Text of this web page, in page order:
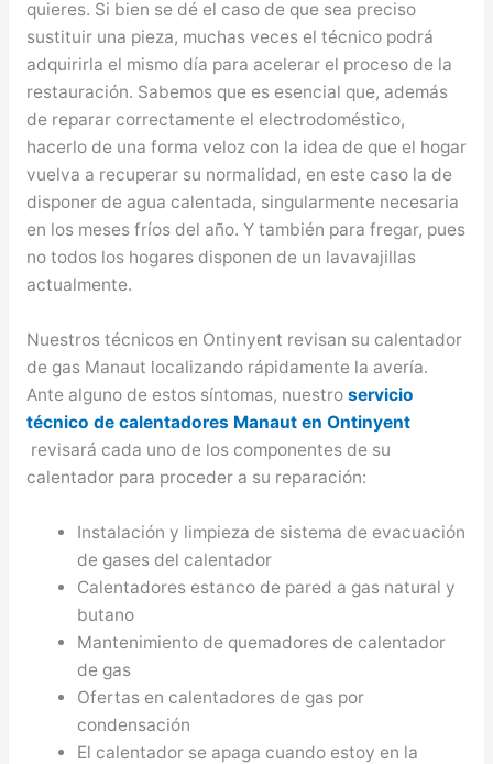
quieres. Si bien se dé el caso de que sea preciso
sustituir una pieza, muchas veces el técnico podrá
adquirirla el mismo día para acelerar el proceso de la
restauración. Sabemos que es esencial que, además
de reparar correctamente el electrodoméstico,
hacerlo de una forma veloz con la idea de que el hogar
vuelva a recuperar su normalidad, en este caso la de
disponer de agua calentada, singularmente necesaria
en los meses fríos del año. Y también para fregar, pues
no todos los hogares disponen de un lavavajillas
actualmente.
Nuestros técnicos en Ontinyent revisan su calentador
de gas Manaut localizando rápidamente la avería.
Ante alguno de estos síntomas, nuestro servicio
técnico de calentadores Manaut en Ontinyent
revisará cada uno de los componentes de su
calentador para proceder a su reparación:
Instalación y limpieza de sistema de evacuación
de gases del calentador
Calentadores estanco de pared a gas natural y
butano
Mantenimiento de quemadores de calentador
de gas
Ofertas en calentadores de gas por
condensación
El calentador se apaga cuando estoy en la